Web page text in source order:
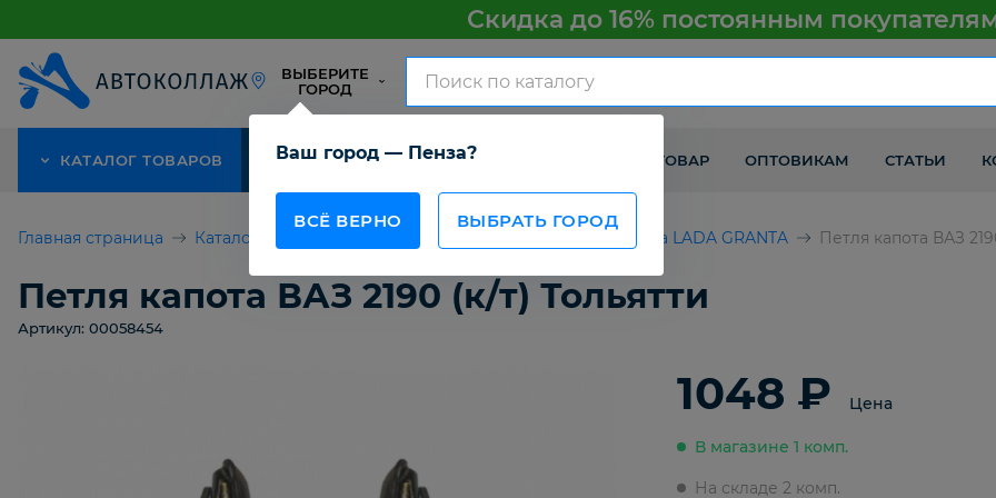
Скидка до 16% постоянным
ВЫБЕРИТЕ
ГОРОД
Ваш город — Пенза?
ВСЁ ВЕРНО ВЫБРАТЬ ГОРОД
КАТАЛОГ ТОВАРОВ АКЦИЯ О КОМПАНИИ КАК ПОЛУЧИТЬ ТОВАР ОПТОВИКАМ СТАТЬИ
Главная страница Каталог товаров Детали кузова LADA GRANTA Петля капота ВАЗ
Петля капота ВАЗ 2190 (к/т) Тольятти
Артикул: 00058454
1048 ₽ Цена
В магазине 1 комп.
На складе 2 комп.